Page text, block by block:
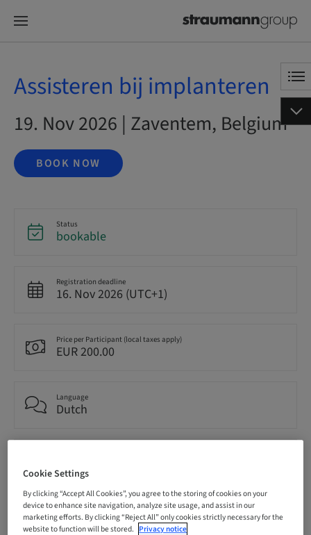
Assisteren bij implanteren
19. Nov 2026 | Zaventem, Belgium
BOOK NOW
Status
bookable
Registration deadline
16. Nov 2026 (UTC+1)
Price per Participant (local taxes apply)
EUR 200.00
Language
Dutch
0.00 Points
Delivery method
Theoretical
Cookie Settings
By clicking “Accept All Cookies”, you agree to the storing of cookies on your
device to enhance site navigation, analyze site usage, and assist in our
marketing efforts. By clicking “Reject All” only cookies strictly necessary for the
website to function will be stored. Privacy notice